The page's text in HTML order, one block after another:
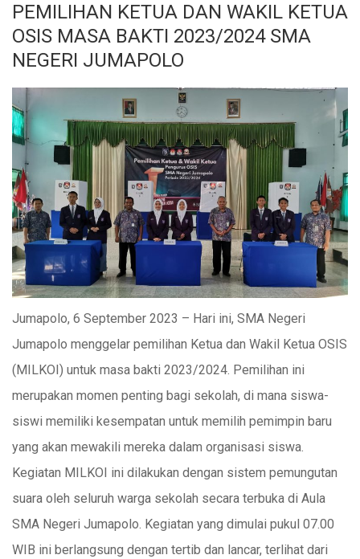
PEMILIHAN KETUA DAN WAKIL KETUA
OSIS MASA BAKTI 2023/2024 SMA
NEGERI JUMAPOLO
Jumapolo, 6 September 2023 – Hari ini, SMA Negeri
Jumapolo menggelar pemilihan Ketua dan Wakil Ketua OSIS
(MILKOI) untuk masa bakti 2023/2024. Pemilihan ini
merupakan momen penting bagi sekolah, di mana siswa-
siswi memiliki kesempatan untuk memilih pemimpin baru
yang akan mewakili mereka dalam organisasi siswa.
Kegiatan MILKOI ini dilakukan dengan sistem pemungutan
suara oleh seluruh warga sekolah secara terbuka di Aula
SMA Negeri Jumapolo. Kegiatan yang dimulai pukul 07.00
WIB ini berlangsung dengan tertib dan lancar, terlihat dari